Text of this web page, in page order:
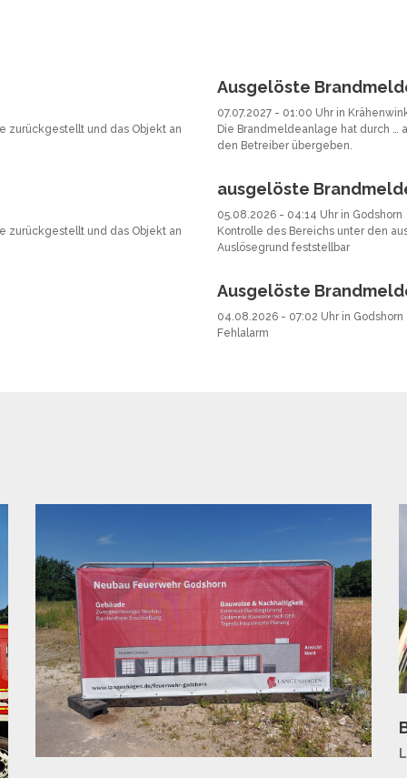
zurückgestellt und das Objekt an
Ausgelöste
07.07.2027 - 01:00 Uhr in
Die Brandmeldeanlage hat durch …
den Betreiber übergeben.
zurückgestellt und das Objekt an
ausgelöste
05.08.2026 - 04:14 Uhr in Godshorn
Kontrolle des Bereichs unter den
Auslösegrund feststellbar
Ausgelöste
04.08.2026 - 07:02 Uhr in Godshorn
Fehlalarm